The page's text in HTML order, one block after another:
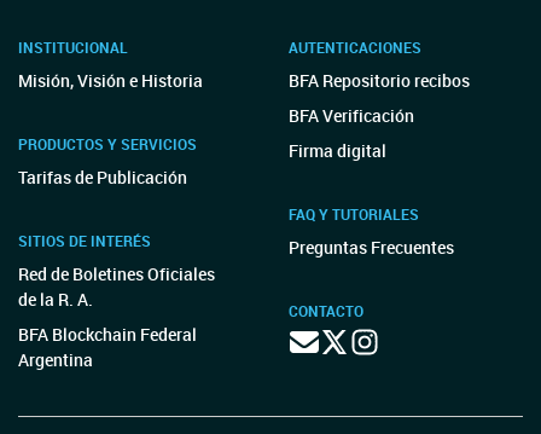
INSTITUCIONAL
Misión, Visión e Historia
PRODUCTOS Y SERVICIOS
Tarifas de Publicación
SITIOS DE INTERÉS
Red de Boletines Oficiales
de la R. A.
BFA Blockchain Federal
Argentina
AUTENTICACIONES
BFA Repositorio recibos
BFA Verificación
Firma digital
FAQ Y TUTORIALES
Preguntas Frecuentes
CONTACTO